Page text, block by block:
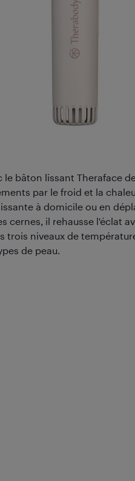
le bâton lissant Theraface
par le froid et la
à domicile ou en
cernes, il rehausse l'éclat
trois niveaux de
de peau.